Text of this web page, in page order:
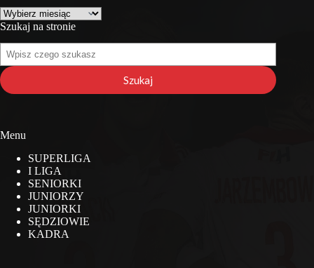
Archiwa
Szukaj na stronie
Szukaj
na
stronie
Szukaj
Menu
SUPERLIGA
I LIGA
SENIORKI
JUNIORZY
JUNIORKI
SĘDZIOWIE
KADRA